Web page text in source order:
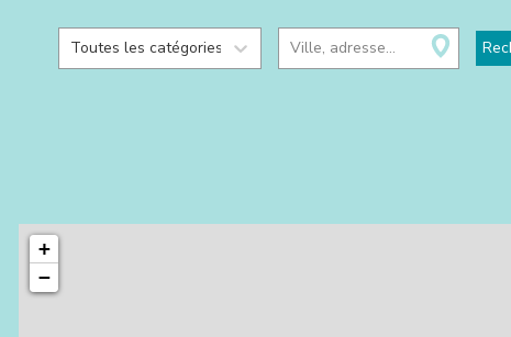
Toutes les catégories Ville, adresse...
+
−